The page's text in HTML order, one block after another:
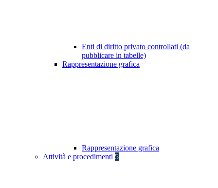
Enti di diritto privato controllati (da
pubblicare in tabelle)
Rappresentazione grafica
Rappresentazione grafica
Attività e procedimenti 5